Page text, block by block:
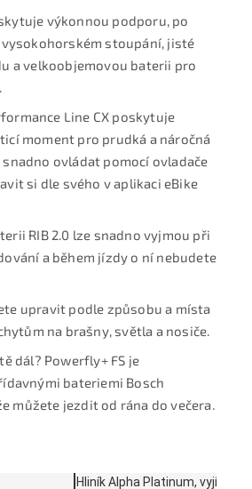
výkonnou podporu, po
stoupání, jisté
a velkoobjemovou baterii pro
Line CX poskytuje
moment pro prudká a náročná
ovládat pomocí ovladače
si dle svého v aplikaci eBike
RIB 2.0 lze snadno vyjmou při
a během jízdy o ní nebudete
upravit podle způsobu a místa
na brašny, světla a nosiče.
dál? Powerfly+ FS je
bateriemi Bosch
můžete jezdit od rána do večera.
Hliník Alpha Platinum,